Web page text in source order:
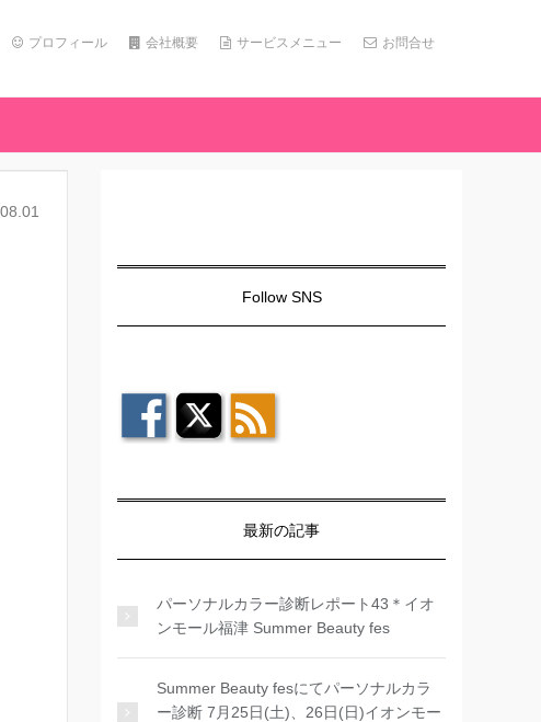
プロフィール 会社概要 サービスメニュー お問合せ
Follow SNS
最新の記事
パーソナルカラー診断レポート43＊イオ
ンモール福津 Summer Beauty fes
Summer Beauty fesにてパーソナルカラ
ー診断 7月25日(土)、26日(日)イオンモー